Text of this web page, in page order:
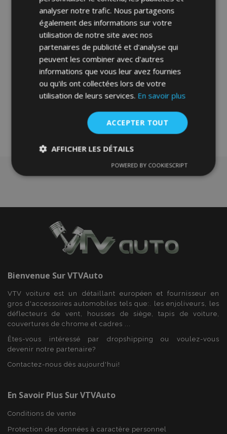
Marche pieds pour voiture Jeep
Renegade 2014-up
302,00 €
Épuisé
Ajouter
à la
liste
d'achats
Bienvenue SurVTVAuto
VTV voiture est un détaillant européen et fournisseur en
gros d'accessoires automobiles tels que:. les enjoliveurs, les
déflecteurs de vent, housses de siège, tapis de voiture,
couvertures de chrome et cadres ...
Êtes-vous intéressé par dropshipping ou voulez-vous
devenir notre partenaire?
Contactez-nous dès aujourd'hui!
En Savoir Plus Sur VTVAuto
Conditions de vente
Protection des données à caractère personnel
analyser notre trafic. Nous partageons
également des informations sur votre
utilisation de notre site avec nos
partenaires de publicité et d'analyse qui
peuvent les combiner avec d'autres
informations que vous leur avez fournies
ou qu'ils ont collectées lors de votre
utilisation de leurs services. En savoir plus
ACCEPTER TOUT
AFFICHER LES DÉTAILS
nécessaires
Performance Ciblage
Ciblage
Fonctionnalité
Les cookies strictement nécessaires habilitent des
connexion des utilisateurs et la gestion des
comptes. Le site Web ne peut pas être utilisé
correctement sans les cookies strictement
nécessaires.
mage-cache-sessid
POWERED BY COOKIESCRIPT